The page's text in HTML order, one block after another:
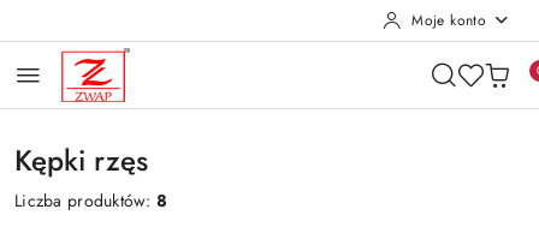
Moje konto
Kępki rzęs
Liczba produktów:8